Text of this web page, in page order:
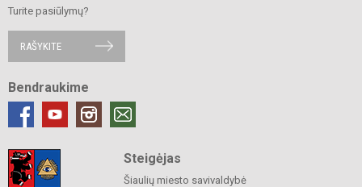
Turite pasiūlymų?
RAŠYKITE
Bendraukime
Steigėjas
Šiaulių miesto savivaldybė